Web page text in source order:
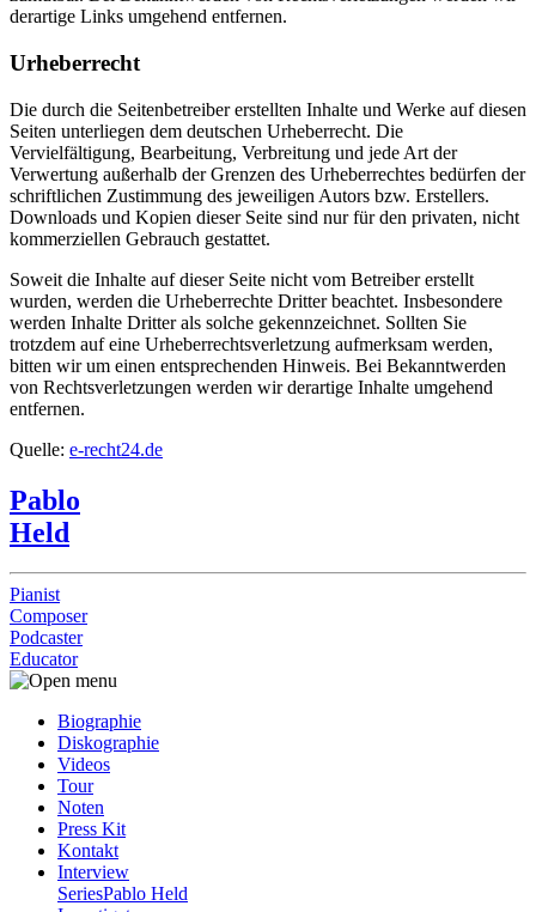
derartige Links umgehend entfernen.
Urheberrecht
Die durch die Seitenbetreiber erstellten Inhalte und Werke auf diesen
Seiten unterliegen dem deutschen Urheberrecht. Die
Vervielfältigung, Bearbeitung, Verbreitung und jede Art der
Verwertung außerhalb der Grenzen des Urheberrechtes bedürfen der
schriftlichen Zustimmung des jeweiligen Autors bzw. Erstellers.
Downloads und Kopien dieser Seite sind nur für den privaten, nicht
kommerziellen Gebrauch gestattet.
Soweit die Inhalte auf dieser Seite nicht vom Betreiber erstellt
wurden, werden die Urheberrechte Dritter beachtet. Insbesondere
werden Inhalte Dritter als solche gekennzeichnet. Sollten Sie
trotzdem auf eine Urheberrechtsverletzung aufmerksam werden,
bitten wir um einen entsprechenden Hinweis. Bei Bekanntwerden
von Rechtsverletzungen werden wir derartige Inhalte umgehend
entfernen.
Quelle: e-recht24.de
Pablo
Held
Pianist
Composer
Podcaster
Educator
Biographie
Diskographie
Videos
Tour
Noten
Press Kit
Kontakt
Interview
SeriesPablo Held